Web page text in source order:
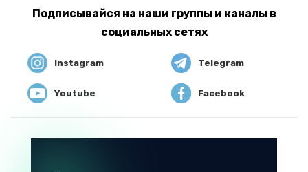
Подписывайся на наши группы и каналы в
социальных сетях
Instagram Telegram
Youtube Facebook